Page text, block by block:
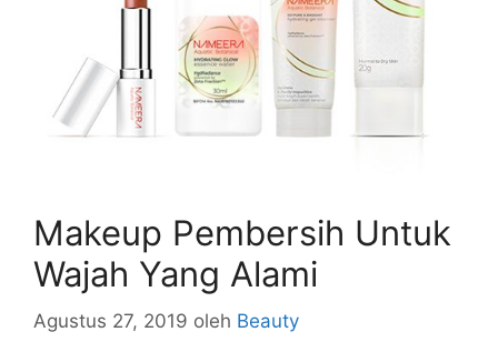
Makeup Pembersih Untuk
Wajah Yang Alami
Agustus 27, 2019 oleh Beauty